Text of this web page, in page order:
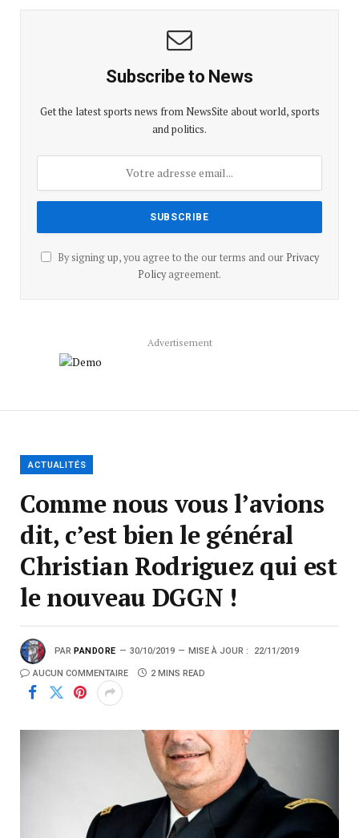
Subscribe to News
Get the latest sports news from NewsSite about world, sports
and politics.
By signing up, you agree to the our terms and our Privacy
Policyagreement.
Advertisement
ACTUALITÉS
Comme nous vous l’avions
dit, c’est bien le général
Christian Rodriguez qui est
le nouveau DGGN !
PAR PANDORE 30/10/2019 MISE À JOUR : 22/11/2019
AUCUN COMMENTAIRE 2 MINS READ